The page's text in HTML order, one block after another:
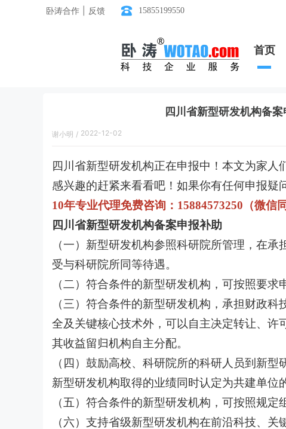
卧涛合作 | 反馈 15855199550
首页
四川省新型研发机构备
谢小明 / 2022-12-02
四川省新型研发机构正在申报中！本文为家人
感兴趣的赶紧来看看吧！如果你有任何申报疑
10年专业代理免费咨询：15884573250（微信同
四川省新型研发机构备案申报补助
（一）新型研发机构参照科研院所管理，在
受与科研院所同等待遇。
（二）符合条件的新型研发机构，可按照要
（三）符合条件的新型研发机构，承担财政
全及关键核心技术外，可以自主决定转让、许
其收益留归机构自主分配。
（四）鼓励高校、科研院所的科研人员到新
新型研发机构取得的业绩同时认定为共建单位
（五）符合条件的新型研发机构，可按照规
（六）支持省级新型研发机构在前沿科技、